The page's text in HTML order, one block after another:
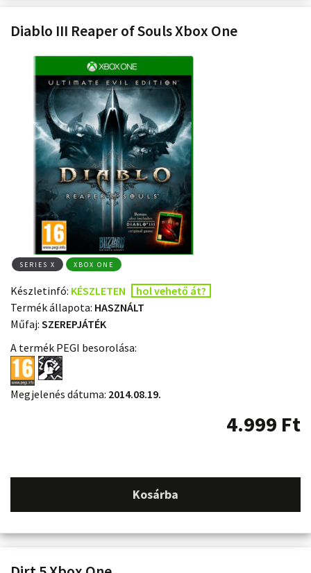
Diablo III Reaper of Souls Xbox One
SERIES X XBOX ONE
Készletinfó: KÉSZLETEN
hol vehető át?
Termék állapota: HASZNÁLT
Műfaj: SZEREPJÁTÉK
A termék PEGI besorolása:
Megjelenés dátuma: 2014.08.19.
4.999 Ft
Kosárba